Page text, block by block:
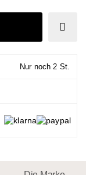
Nur noch 2 St.